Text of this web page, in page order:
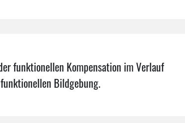
funktionellen Kompensation im Verlauf
Bildgebung.